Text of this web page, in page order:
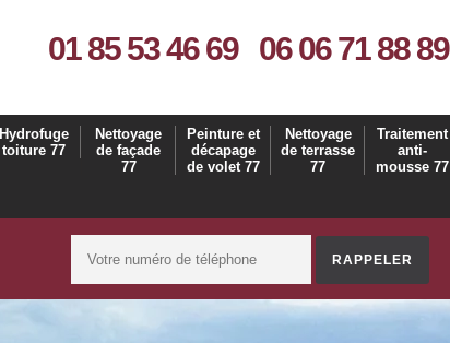
01 85 53 46 69 06 06 71 88 89
Hydrofuge
toiture 77
Nettoyage
de façade
77
Peinture et
décapage
de volet 77
Nettoyage
de terrasse
77
Traitement
anti-
mousse 77